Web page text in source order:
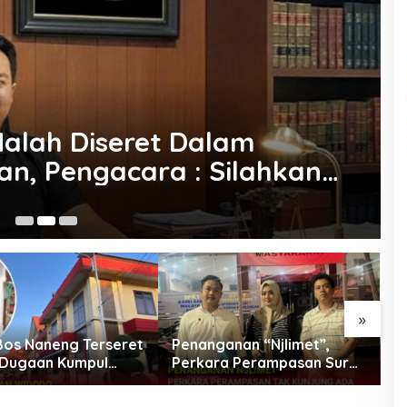
Diseret Dalam
Pengacara : Silahkan
Salah Orang
»
Naneng Terseret
Kumpul
Minta Orang
Penanganan “Njlimet”,
Perkara Perampasan Surat
Mobil Tak Kunjung